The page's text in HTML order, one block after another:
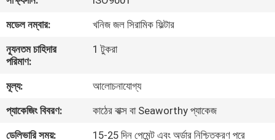
কারখানা
ভ্রমণ
নিয়ন্ত্রণ
যোগাযোগ
মডেল নম্বার:
খনিজ জল সিরামিক ফিল্টার
ন্যূনতম চাহিদার
পরিমাণ:
1 টুকরা
মূল্য:
আলোচনাযোগ্য
প্যাকেজিং বিবরণ:
কাঠের বাক্স বা Seaworthy প্যাকেজ
ডেলিভারি সময়:
15-25 দিন পেমেন্ট এবং অর্ডার নিশ্চিতকরণ পরে